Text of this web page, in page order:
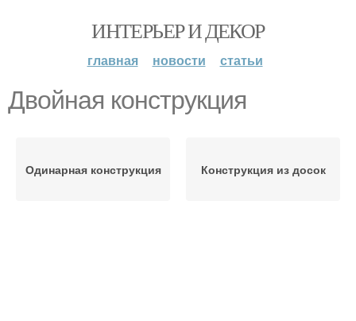
ИНТЕРЬЕР И ДЕКОР
главная новости статьи
Двойная конструкция
Одинарная конструкция Конструкция из досок